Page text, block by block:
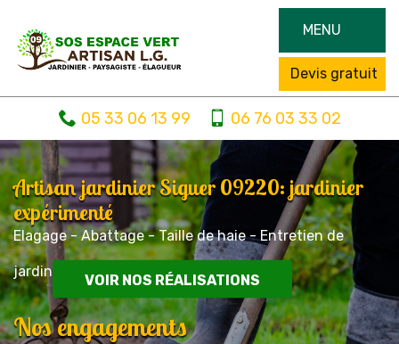
MENU
Devis gratuit
05 33 06 13 99 06 76 03 33 02
Artisan jardinier Siguer 09220: jardinier
expérimenté
Elagage - Abattage - Taille de haie - Entretien de
jardin
VOIR NOS RÉALISATIONS
Nos engagements